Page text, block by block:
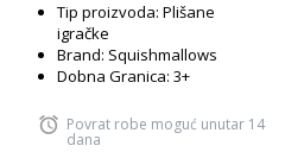
Tip proizvoda: Plišane
igračke
Brand: Squishmallows
Dobna Granica: 3+
Povrat robe moguć unutar 14
dana